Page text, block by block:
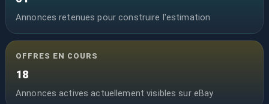
Annonces retenues pour construire l'estimation
OFFRES EN COURS
18
Annonces actives actuellement visibles sur eBay